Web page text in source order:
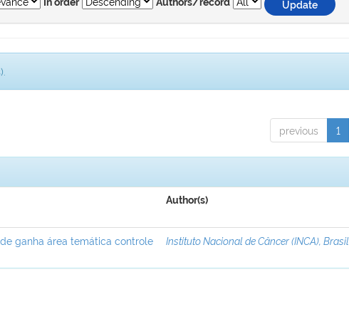
In order Authors/record
previous 1
Author(s)
ganha área temática controle
Instituto Nacional de Câncer (INCA), Brasil